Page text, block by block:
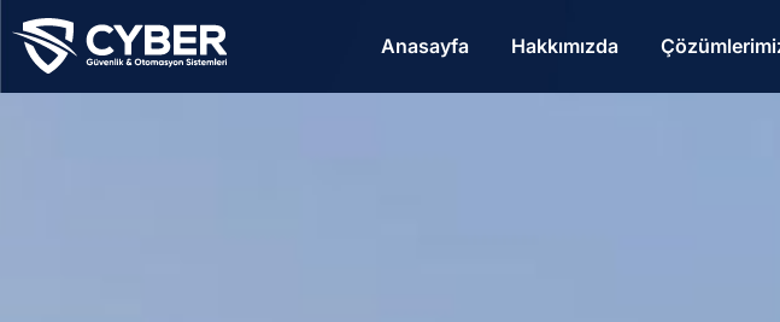
Anasayfa Hakkımızda